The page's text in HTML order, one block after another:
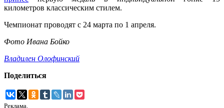
километров классическим стилем.
Чемпионат проводят с 24 марта по 1 апреля.
Фото Ивана Бойко
Владилен Олофинский
Поделиться
Реклама.